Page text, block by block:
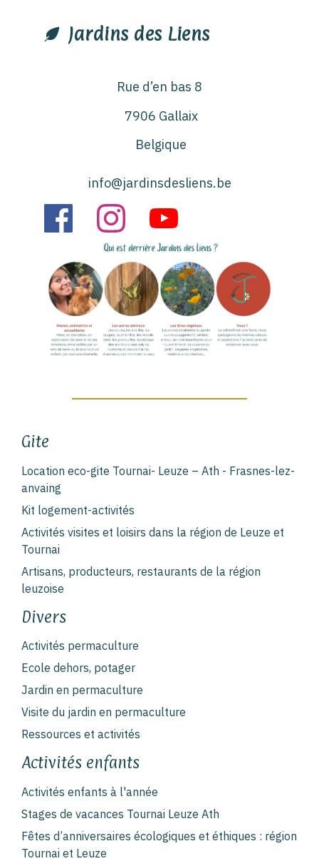
Jardins des Liens
Rue d’en bas 8
7906 Gallaix
Belgique
info@jardinsdesliens.be
Gite
Location eco-gite Tournai- Leuze – Ath - Frasnes-lez-
anvaing
Kit logement-activités
Activités visites et loisirs dans la région de Leuze et
Tournai
Artisans, producteurs, restaurants de la région
leuzoise
Divers
Activités permaculture
Ecole dehors, potager
Jardin en permaculture
Visite du jardin en permaculture
Ressources et activités
Activités enfants
Activités enfants à l'année
Stages de vacances Tournai Leuze Ath
Fêtes d’anniversaires écologiques et éthiques : région
Tournai et Leuze